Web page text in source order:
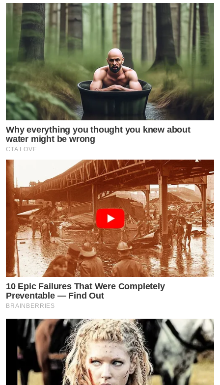
Why everything you thought you knew about
water might be wrong
CTA LOVE
10 Epic Failures That Were Completely
Preventable — Find Out
BRAINBERRIES